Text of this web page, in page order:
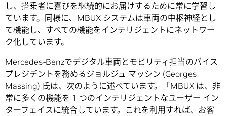
し、搭乗者に喜びを継続的にお届けするために常に学習し
ています。同様に、MBUX システムは車両の中枢神経とし
て機能し、すべての機能をインテリジェントにネットワー
ク化しています。
Mercedes-Benzでデジタル車両とモビリティ担当のバイス
プレジデントを務めるジョルジュ マッシン (Georges
Massing) 氏は、次のように述べています。「MBUX は、非
常に多くの機能を 1 つのインテリジェントなユーザー イン
ターフェイスに統合しています。これを利用すれば、お客